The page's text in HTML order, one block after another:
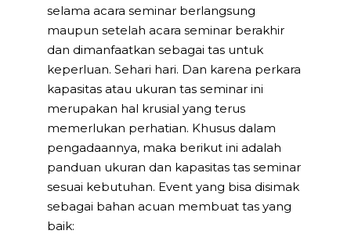
selama acara seminar berlangsung
maupun setelah acara seminar berakhir
dan dimanfaatkan sebagai tas untuk
keperluan. Sehari hari. Dan karena perkara
kapasitas atau ukuran tas seminar ini
merupakan hal krusial yang terus
memerlukan perhatian. Khusus dalam
pengadaannya, maka berikut ini adalah
panduan ukuran dan kapasitas tas seminar
sesuai kebutuhan. Event yang bisa disimak
sebagai bahan acuan membuat tas yang
baik: